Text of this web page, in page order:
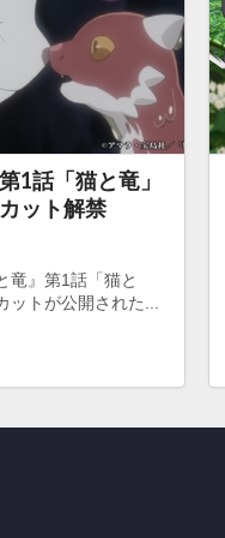
1話「猫と竜」
ット解禁
竜』第1話「猫と
トが公開された...